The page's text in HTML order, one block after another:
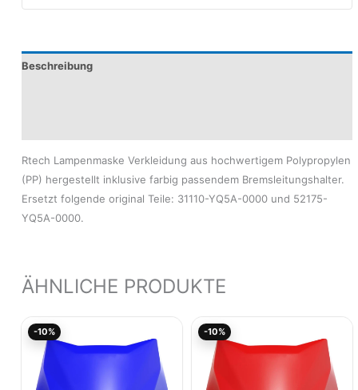
Beschreibung
Rtech Lampenmaske Verkleidung aus hochwertigem Polypropylen
(PP) hergestellt inklusive farbig passendem Bremsleitungshalter.
Ersetzt folgende original Teile: 31110-YQ5A-0000 und 52175-
YQ5A-0000.
ÄHNLICHE PRODUKTE
-10%
war:
22,35€
Aktueller
-10%
war:
22,35€